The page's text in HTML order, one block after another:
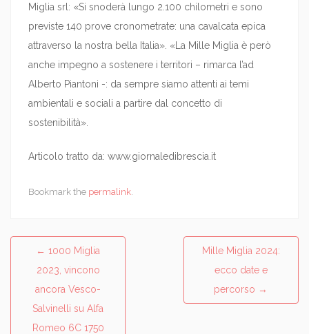
Miglia srl: «Si snoderà lungo 2.100 chilometri e sono
previste 140 prove cronometrate: una cavalcata epica
attraverso la nostra bella Italia». «La Mille Miglia è però
anche impegno a sostenere i territori – rimarca l’ad
Alberto Piantoni -: da sempre siamo attenti ai temi
ambientali e sociali a partire dal concetto di
sostenibilità».
Articolo tratto da: www.giornaledibrescia.it
Bookmark the permalink
Post navigation
← 1000 Miglia
2023, vincono
ancora Vesco-
Salvinelli su Alfa
Romeo 6C 1750
Mille Miglia 2024:
ecco date e
percorso →